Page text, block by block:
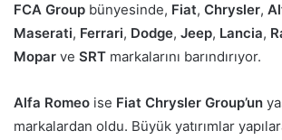
FCA Group bünyesinde, Fiat, Chrysler,
Maserati, Ferrari, Dodge, Jeep, Lancia,
Mopar ve SRT markalarını barındırıyor.
Alfa Romeo ise Fiat Chrysler Group’un
markalardan oldu. Büyük yatırımlar